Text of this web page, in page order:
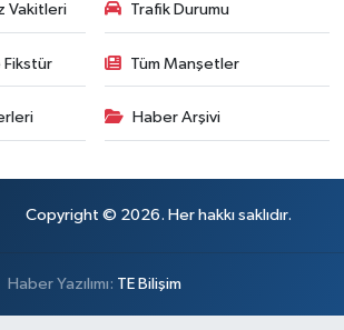
Vakitleri Trafik Durumu
Fikstür Tüm Manşetler
Haber Arşivi
Copyright © 2026. Her hakkı saklıdır.
Haber Yazılımı: TE Bilişim